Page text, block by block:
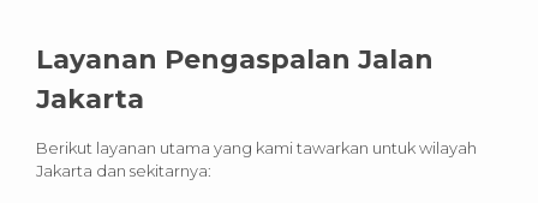
Layanan Pengaspalan Jalan
Jakarta
Berikut layanan utama yang kami tawarkan untuk wilayah
Jakarta dan sekitarnya: